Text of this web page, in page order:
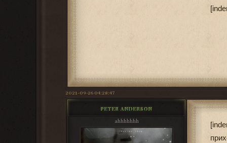
2021-09-26 04:28:47
PETER ANDERSON
ahhhhhhh